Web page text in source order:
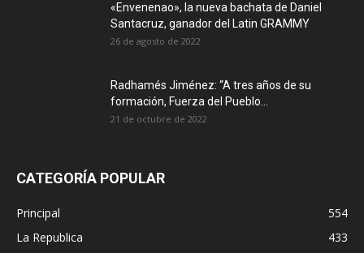
«Envenenao», la nueva bachata de Daniel
Santacruz, ganador del Latin GRAMMY
26 de agosto de 2022
Radhamés Jiménez: “A tres años de su
formación, Fuerza del Pueblo...
21 de octubre de 2022
CATEGORÍA POPULAR
Principal
554
La Republica
433